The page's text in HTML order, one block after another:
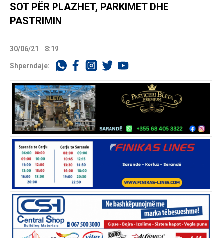
SOT PËR PLAZHET, PARKIMET DHE
PASTRIMIN
30/06/21 8:19
Shperndaje: